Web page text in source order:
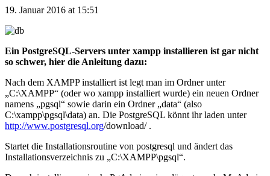
19. Januar 2016 at 15:51
Ein PostgreSQL-Servers unter xampp installieren ist gar nicht
so schwer, hier die Anleitung dazu:
Nach dem XAMPP installiert ist legt man im Ordner unter
„C:\XAMPP“ (oder wo xampp installiert wurde) ein neuen Ordner
namens „pgsql“ sowie darin ein Ordner „data“ (also
C:\xampp\pgsql\data) an. Die PostgreSQL könnt ihr laden unter
http://www.postgresql.org/download/ .
Startet die Installationsroutine von postgresql und ändert das
Installationsverzeichnis zu „C:\XAMPP\pgsql“.